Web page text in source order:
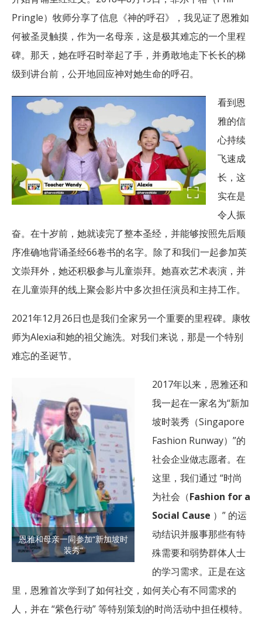
Pringle）牧师分享了信息《神的呼召》，我见证了恩雅如
何被圣灵触摸，作为一名母亲，这是极其难忘的一个里程
碑。那天，她在呼召时举起了手，并勇敢地走下长长的梯
级到讲台前，公开地回应神对她生命的呼召。
看到恩
雅的信
心持续
飞速成
长，这
实在是
令人振
奋。在十岁前，她就读完了整本圣经，并能够按照先后顺
序准确地背诵圣经66卷书的名字。除了和我们一起参加英
文崇拜外，她还积极参与儿童崇拜。她喜欢艺术表演，并
在儿童崇拜的线上聚会影片中多次担任演员和主持工作。
2021年12月26日也是我们全家另一个重要的里程碑。康牧
师为Alexia和她的祖父施洗。对我们来说，那是一个特别
难忘的圣诞节。
恩雅和母亲一同参加“新加坡时
装秀“
2017年以来，恩雅还和
我一起在一家名为“新加
坡时装秀（Singapore
Fashion Runway）”的
社会企业做志愿者。在
这里，我们通过 “时尚
为社会（Fashion for a
Social Cause ）” 的运
动结识并服事那些有特
殊需要和弱势群体人士
的学习需求。正是在这
里，恩雅首次学到了如何社交，如何关心有不同需求的
人，并在 “紫色行动” 等特别策划的时尚活动中担任模特。